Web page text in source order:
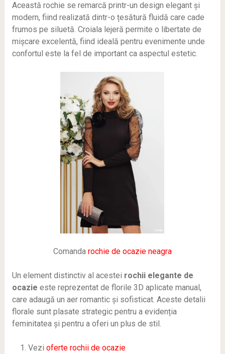
Această rochie se remarcă printr-un design elegant și
modern, fiind realizată dintr-o țesătură fluidă care cade
frumos pe siluetă. Croiala lejeră permite o libertate de
mișcare excelentă, fiind ideală pentru evenimente unde
confortul este la fel de important ca aspectul estetic.
Comanda rochie de ocazie neagra
Un element distinctiv al acestei rochii elegante de
ocazie este reprezentat de florile 3D aplicate manual,
care adaugă un aer romantic și sofisticat. Aceste detalii
florale sunt plasate strategic pentru a evidenția
feminitatea și pentru a oferi un plus de stil.
Vezi oferte rochii de ocazie